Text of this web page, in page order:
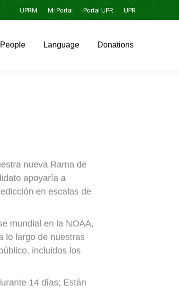
UPRM Mi Portal Portal UPR UPR
People Language Donations
nueva Rama de
apoyaría a
en escalas de
mundial en la NOAA,
lo largo de nuestras
incluidos los
14 días; Están